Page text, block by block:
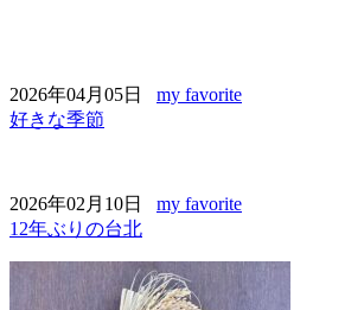
2026年04月05日 my favorite
好きな季節
2026年02月10日 my favorite
12年ぶりの台北